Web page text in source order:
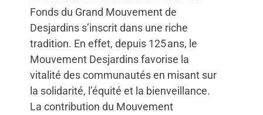
Fonds du Grand Mouvement de
Desjardins s’inscrit dans une riche
tradition. En effet, depuis 125 ans, le
Mouvement Desjardins favorise la
vitalité des communautés en misant sur
la solidarité, l’équité et la bienveillance.
La contribution du Mouvement